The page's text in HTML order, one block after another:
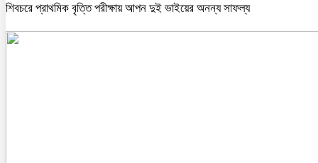
শিবচরে প্রাথমিক বৃত্তি পরীক্ষায় আপন দুই ভাইয়ের অনন্য সাফল্য